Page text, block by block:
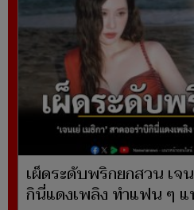
เผ็ดระดับพริกยกสวน เจ
กินี่แดงเพลิง ทำแฟน ๆ